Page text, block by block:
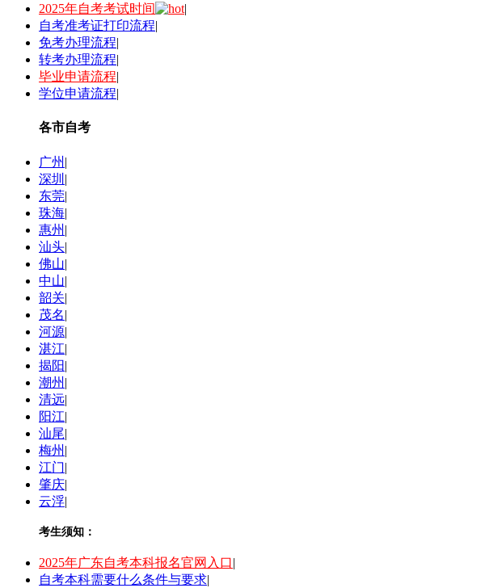
2025年自考考试时间
|
自考准考证打印流程|
免考办理流程|
转考办理流程|
毕业申请流程|
学位申请流程|
各市自考
广州 |
深圳 |
东莞|
珠海|
惠州 |
汕头|
佛山|
中山|
韶关|
茂名|
河源|
湛江|
揭阳|
潮州 |
清远|
阳江|
汕尾|
梅州 |
江门|
肇庆|
云浮|
考生须知：
2025年广东自考本科报名官网入口|
自考本科需要什么条件与要求|